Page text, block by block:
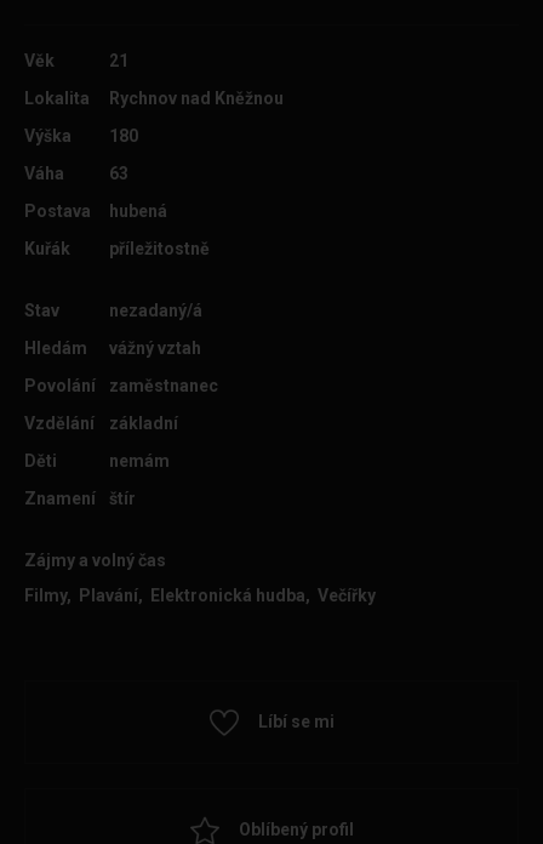
Věk
21
Lokalita
Rychnov nad Kněžnou
Výška
180
Váha
63
Postava
hubená
Kuřák
příležitostně
Stav
nezadaný/á
Hledám
vážný vztah
Povolání
zaměstnanec
Vzdělání
základní
Děti
nemám
Znamení
štír
Zájmy a volný čas
Filmy, Plavání, Elektronická hudba, Večířky
Líbí se mi
Oblíbený profil